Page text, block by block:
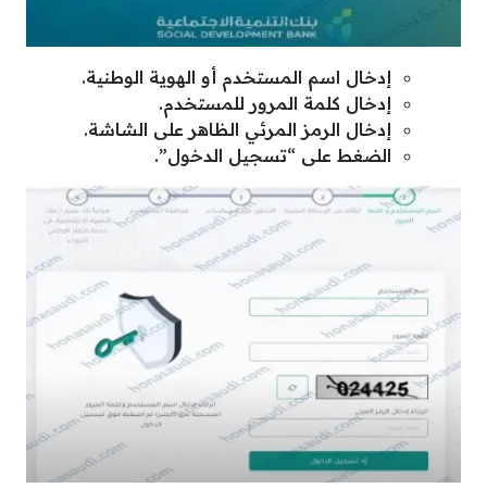
إدخال اسم المستخدم أو الهوية الوطنية.
إدخال كلمة المرور للمستخدم.
إدخال الرمز المرئي الظاهر على الشاشة.
الضغط على “تسجيل الدخول”.